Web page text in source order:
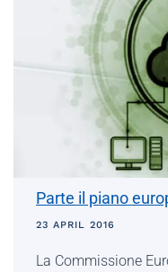
Parte il piano
23 APRIL 2016
La Commissione